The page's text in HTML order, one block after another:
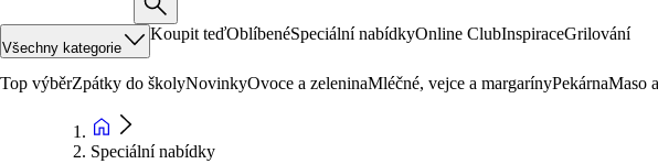
Všechny kategorie
Koupit teďOblíbenéSpeciální nabídkyOnline ClubInspiraceGrilování
Top výběrZpátky do školyNovinkyOvoce a zeleninaMléčné, vejce a margarínyPekárnaMaso
Speciální nabídky